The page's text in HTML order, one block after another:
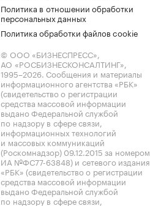
Политика в отношении обработки
персональных данных
Политика обработки файлов cookie
© ООО «БИЗНЕСПРЕСС»,
АО «РОСБИЗНЕСКОНСАЛТИНГ»,
1995–2026. Сообщения и материалы
информационного агентства «РБК»
(свидетельство о регистрации
средства массовой информации
выдано Федеральной службой
по надзору в сфере связи,
информационных технологий
и массовых коммуникаций
(Роскомнадзор) 09.12.2015 за номером
ИА №ФС77-63848) и сетевого издания
«РБК» (свидетельство о регистрации
средства массовой информации
выдано Федеральной службой
по надзору в сфере связи,